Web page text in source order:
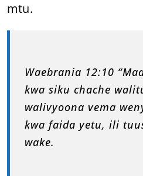
mtu.
Waebrania 12:10
kwa siku chache
walivyoona vema
kwa faida yetu, ili
wake.